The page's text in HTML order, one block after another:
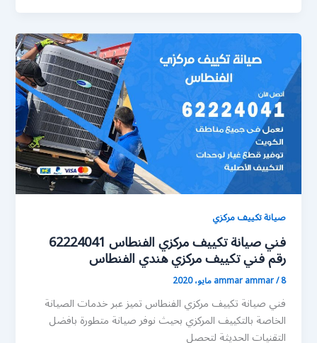
صيانة تكييف مركزي
فني صيانة تكييف مركزي الفنطاس 62224041
رقم فني تكييف مركزي هندي الفنطاس
ammar ammar/8 مايو، 2020
فني صيانة تكييف مركزي الفنطاس تميز عبر خدمات الصيانة
الخاصة بالتكييف المركزي بحيث نوفر صيانة متطورة بافضل
التقنيات الحديثة لتحصل